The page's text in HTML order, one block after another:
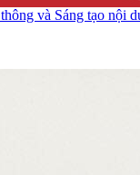
và Sáng tạo nội